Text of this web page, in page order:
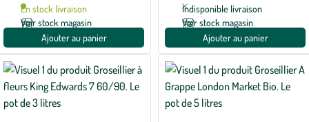
En stock livraison
Voir stock magasin
Ajouter au panier
Indisponible livraison
Voir stock magasin
Ajouter au panier